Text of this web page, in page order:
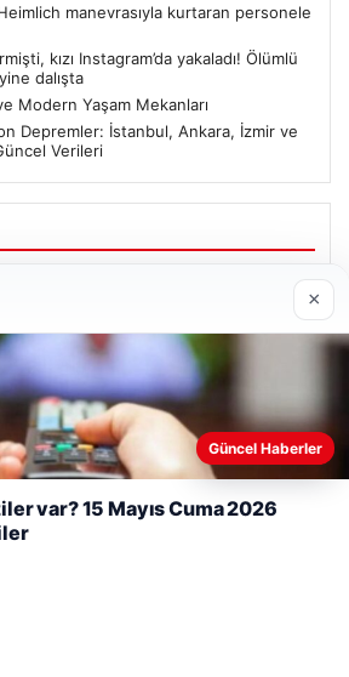
manevrasıyla kurtaran personele
kızı Instagram’da yakaladı! Ölümlü
dalışta
Modern Yaşam Mekanları
Depremler: İstanbul, Ankara, İzmir ve
Verileri
ve cumhuriyet altını alış satış
daha iyi anlayabilmek,
ve geliştirmek amacıyla çerezler
Et
×
Güncel Haberler
var? 15 Mayıs Cuma 2026